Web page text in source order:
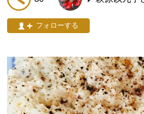
フォローする